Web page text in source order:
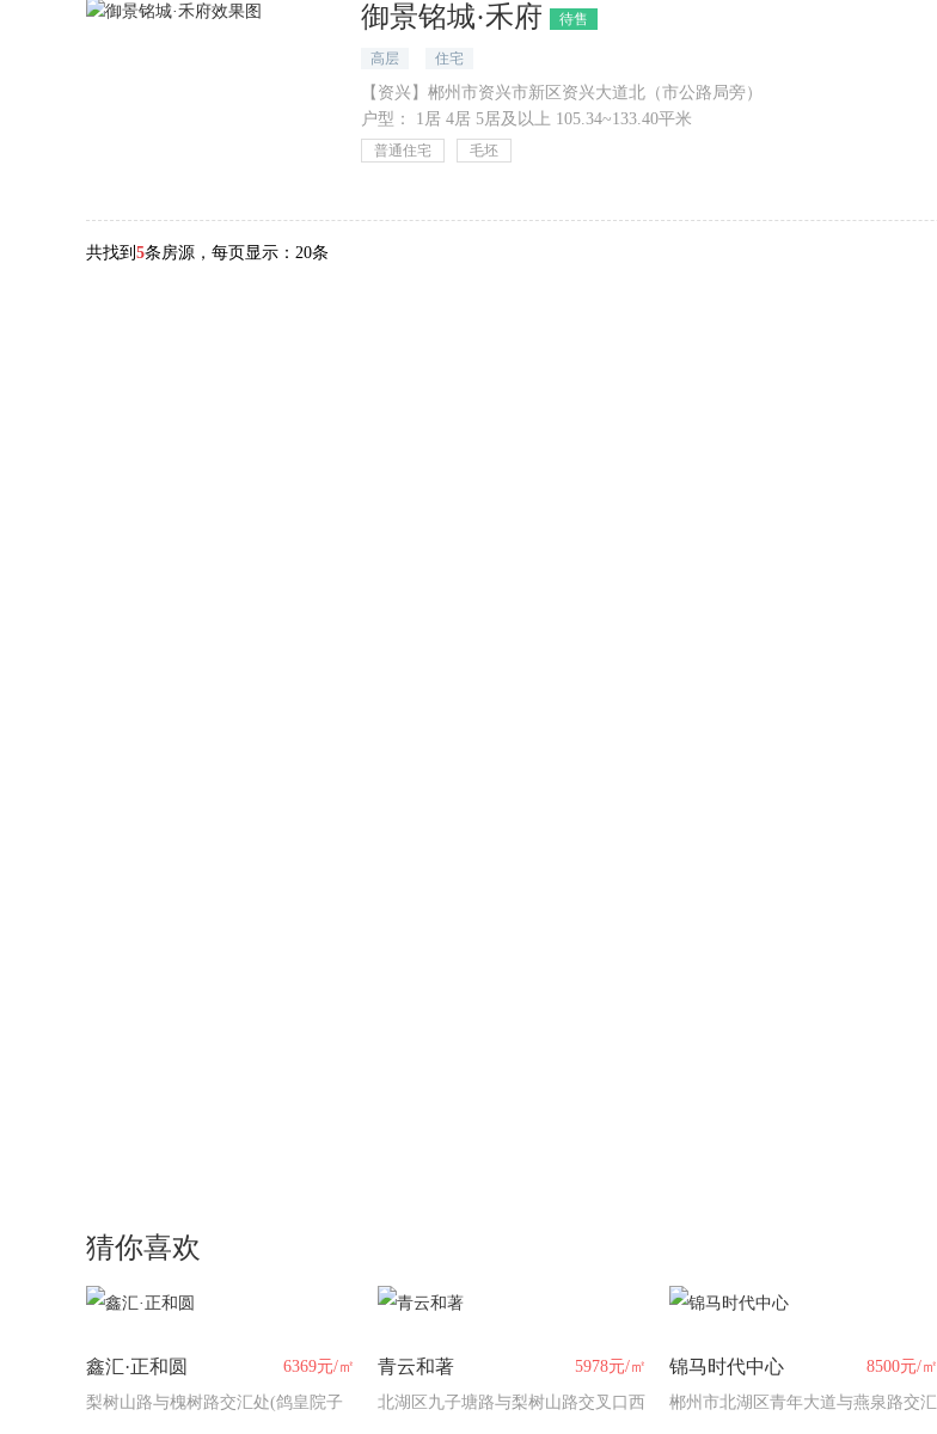
御景铭城·禾府 待售
高层 住宅
【资兴】郴州市资兴市新区资兴大道北（市公路局旁）
户型： 1居 4居 5居及以上 105.34~133.40平米
普通住宅 毛坯
共找到 5条房源，每页显示： 20条
猜你喜欢
鑫汇·正和圆
6369元/㎡
梨树山路与槐树路交汇处(鸽皇院子
青云和著
5978元/㎡
北湖区九子塘路与梨树山路交叉口西
锦马时代中心
8500元/㎡
郴州市北湖区青年大道与燕泉路交汇